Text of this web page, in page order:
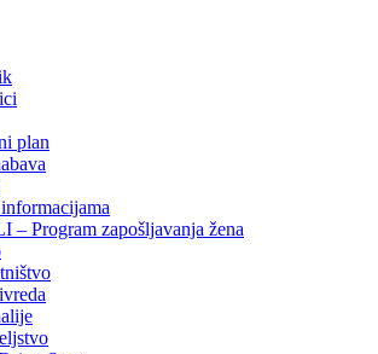
plan
– Program zapošljavanja žena